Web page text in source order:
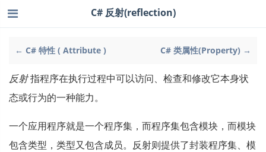
← C# 特性 ( Attribute ) C# 类属性(Property) →
C# 反射(reflection)
反射指程序在执行过程中可以访问、检查和修改它本身状
态或行为的一种能力。
一个应用程序就是一个程序集，而程序集包含模块，而模块
包含类型，类型又包含成员。反射则提供了封装程序集、模